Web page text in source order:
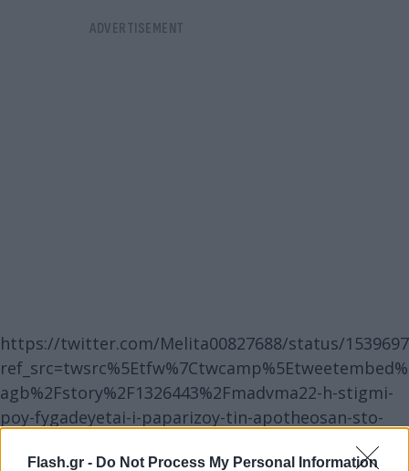
Flash.gr - Do Not Process My Personal Information
https://twitter.com/Melita00827688/status/
agb%2Fstory%2F1326443%2Fmadvma22-h-stigmi-
poy-fygadeyetai-i-paparizoy-tin-apotheosan-sto-